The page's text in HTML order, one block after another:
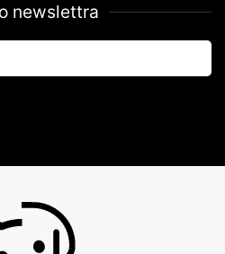
newslettra